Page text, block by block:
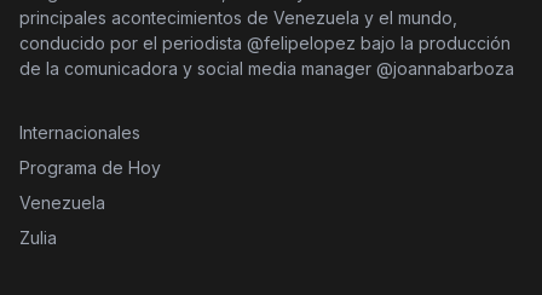
principales acontecimientos de Venezuela y el mundo,
conducido por el periodista @felipelopez bajo la producción
de la comunicadora y social media manager @joannabarboza
Internacionales
Programa de Hoy
Venezuela
Zulia